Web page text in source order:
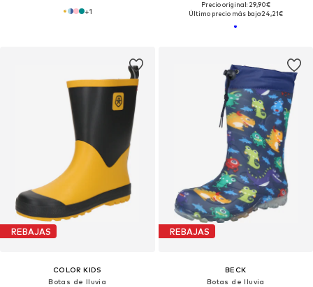
+1
Precio original: 29,90€
Último precio más bajo:24,21€
REBAJAS
COLOR KIDS
Botas de lluvia
REBAJAS
BECK
Botas de lluvia